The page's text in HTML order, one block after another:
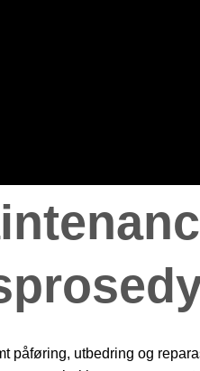
påføring, utbedring og